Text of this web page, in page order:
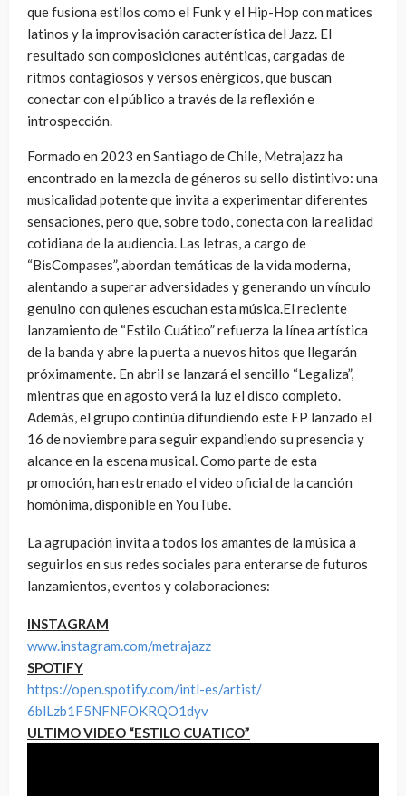
que fusiona estilos como el Funk y el Hip-Hop con matices
latinos y la improvisación característica del Jazz. El
resultado son composiciones auténticas, cargadas de
ritmos contagiosos y versos enérgicos, que buscan
conectar con el público a través de la reflexión e
introspección.
Formado en 2023 en Santiago de Chile, Metrajazz ha
encontrado en la mezcla de géneros su sello distintivo: una
musicalidad potente que invita a experimentar diferentes
sensaciones, pero que, sobre todo, conecta con la realidad
cotidiana de la audiencia. Las letras, a cargo de
“BisCompases”, abordan temáticas de la vida moderna,
alentando a superar adversidades y generando un vínculo
genuino con quienes escuchan esta música.El reciente
lanzamiento de “Estilo Cuático” refuerza la línea artística
de la banda y abre la puerta a nuevos hitos que llegarán
próximamente. En abril se lanzará el sencillo “Legaliza”,
mientras que en agosto verá la luz el disco completo.
Además, el grupo continúa difundiendo este EP lanzado el
16 de noviembre para seguir expandiendo su presencia y
alcance en la escena musical. Como parte de esta
promoción, han estrenado el video oficial de la canción
homónima, disponible en YouTube.
La agrupación invita a todos los amantes de la música a
seguirlos en sus redes sociales para enterarse de futuros
lanzamientos, eventos y colaboraciones:
INSTAGRAM
www.instagram.com/metrajazz
SPOTIFY
https://open.spotify.com/intl-es/artist/
6blLzb1F5NFNFOKRQO1dyv
ULTIMO VIDEO “ESTILO CUATICO”